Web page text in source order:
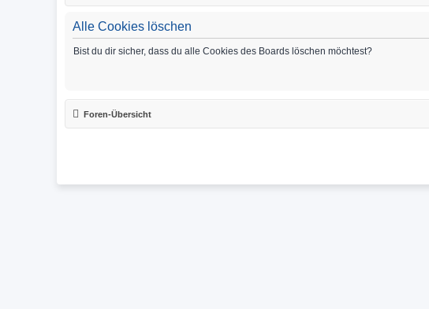
Alle Cookies löschen
Bist du dir sicher, dass du alle Cookies des Boards löschen möchtest?
Foren-Übersicht